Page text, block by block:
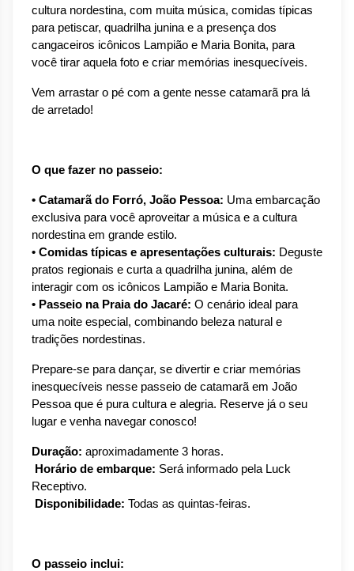
cultura nordestina, com muita música, comidas típicas
para petiscar, quadrilha junina e a presença dos
cangaceiros icônicos Lampião e Maria Bonita, para
você tirar aquela foto e criar memórias inesquecíveis.
Vem arrastar o pé com a gente nesse catamarã pra lá
de arretado!
O que fazer no passeio:
• Catamarã do Forró, João Pessoa: Uma embarcação
exclusiva para você aproveitar a música e a cultura
nordestina em grande estilo.
• Comidas típicas e apresentações culturais: Deguste
pratos regionais e curta a quadrilha junina, além de
interagir com os icônicos Lampião e Maria Bonita.
• Passeio na Praia do Jacaré: O cenário ideal para
uma noite especial, combinando beleza natural e
tradições nordestinas.
Prepare-se para dançar, se divertir e criar memórias
inesquecíveis nesse passeio de catamarã em João
Pessoa que é pura cultura e alegria. Reserve já o seu
lugar e venha navegar conosco!
Duração: aproximadamente 3 horas.
Horário de embarque: Será informado pela Luck
Receptivo.
Disponibilidade: Todas as quintas-feiras.
O passeio inclui: